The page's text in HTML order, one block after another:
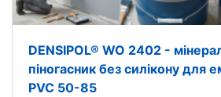
DENSIPOL® WO 2402 -
піногасник без силікону для
PVC 50-85